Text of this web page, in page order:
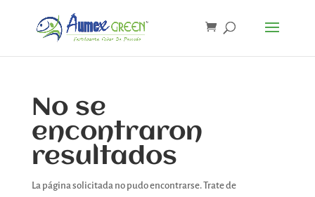
No se
encontraron
resultados
La página solicitada no pudo encontrarse. Trate de